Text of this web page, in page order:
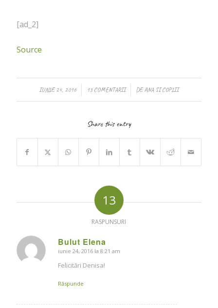
[ad_2]
Source
IUNIE 24, 2016
/ 13 COMENTARII
/ DEANA SI COPIII
Share this entry
13
RASPUNSURI
Bulut Elena
says:
iunie 24, 2016 la 8:21 am
Felicitări Denisa!
Răspunde